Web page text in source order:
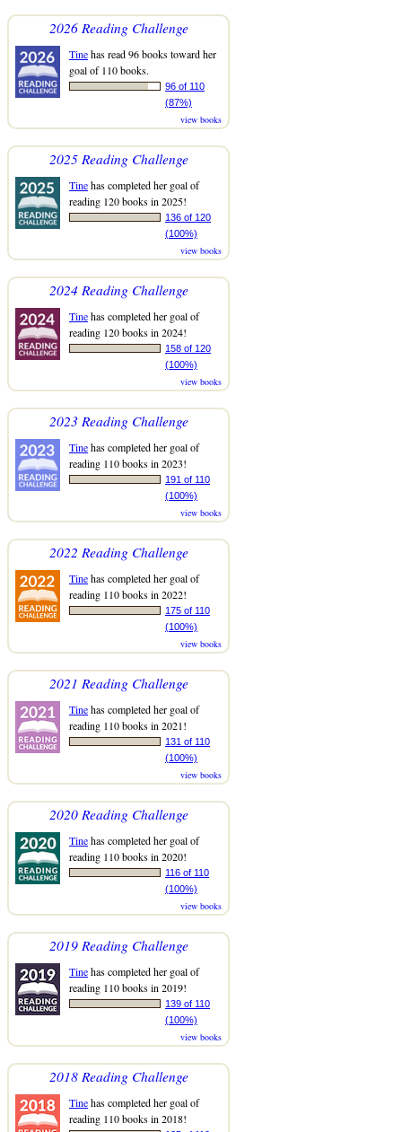
2026 Reading Challenge
Tinehas read 96 books toward her
goal of 110 books.
96 of 110
(87%)
view books
2025 Reading Challenge
Tinehas completed her goal of
reading 120 books in 2025!
136 of 120
(100%)
view books
2024 Reading Challenge
Tinehas completed her goal of
reading 120 books in 2024!
158 of 120
(100%)
view books
2023 Reading Challenge
Tinehas completed her goal of
reading 110 books in 2023!
191 of 110
(100%)
view books
2022 Reading Challenge
Tinehas completed her goal of
reading 110 books in 2022!
175 of 110
(100%)
view books
2021 Reading Challenge
Tinehas completed her goal of
reading 110 books in 2021!
131 of 110
(100%)
view books
2020 Reading Challenge
Tinehas completed her goal of
reading 110 books in 2020!
116 of 110
(100%)
view books
2019 Reading Challenge
Tinehas completed her goal of
reading 110 books in 2019!
139 of 110
(100%)
view books
2018 Reading Challenge
Tinehas completed her goal of
reading 110 books in 2018!